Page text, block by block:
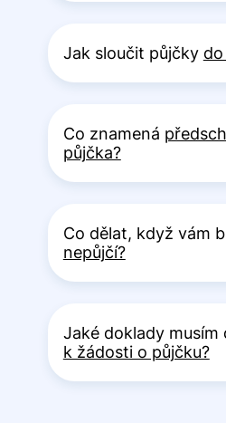
Jak sloučit půjčky
Co znamená
půjčka?
Co dělat, když vám
nepůjčí?
Jaké doklady musím
k žádosti o půjčku?